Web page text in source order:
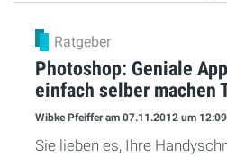
Ratgeber
Photoshop: Geniale
einfach selber machen
Wibke Pfeifferam 07.11.2012 um
Sie lieben es, Ihre